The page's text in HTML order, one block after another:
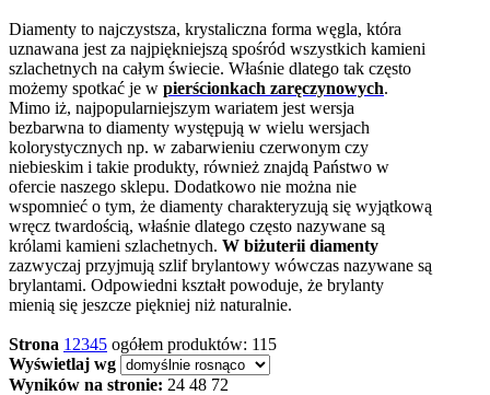
Diamenty to najczystsza, krystaliczna forma węgla, która
uznawana jest za najpiękniejszą spośród wszystkich kamieni
szlachetnych na całym świecie. Właśnie dlatego tak często
możemy spotkać je w pierścionkach zaręczynowych.
Mimo iż, najpopularniejszym wariatem jest wersja
bezbarwna to diamenty występują w wielu wersjach
kolorystycznych np. w zabarwieniu czerwonym czy
niebieskim i takie produkty, również znajdą Państwo w
ofercie naszego sklepu. Dodatkowo nie można nie
wspomnieć o tym, że diamenty charakteryzują się wyjątkową
wręcz twardością, właśnie dlatego często nazywane są
królami kamieni szlachetnych. W biżuterii diamenty
zazwyczaj przyjmują szlif brylantowy wówczas nazywane są
brylantami. Odpowiedni kształt powoduje, że brylanty
mienią się jeszcze piękniej niż naturalnie.
Strona 1 2345 ogółem produktów: 115
Wyświetlaj wg
Wyników na stronie: 24 48 72